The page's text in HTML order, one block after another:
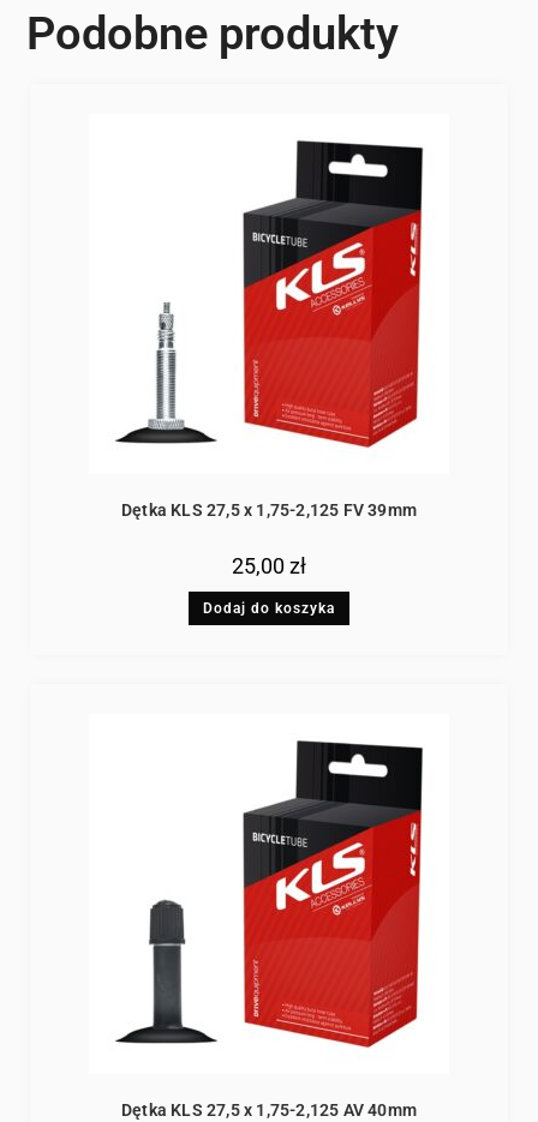
Podobne produkty
Dętka KLS 27,5 x 1,75-2,125 FV 39mm
25,00zł
Dodaj do koszyka
Dętka KLS 27,5 x 1,75-2,125 AV 40mm